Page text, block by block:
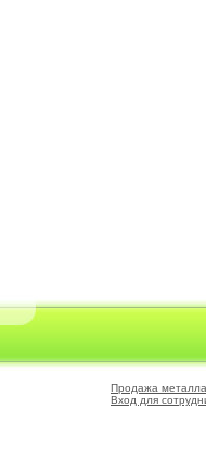
Продажа металла
Вход для